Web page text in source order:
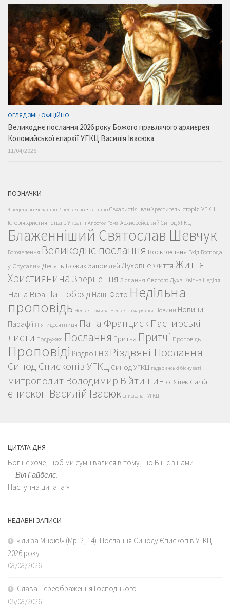
ОГЛЯД ЗМІ / ОФІЦІЙНО
Великоднє послання 2026 року Божого правлячого архиєрея
Коломийської єпархії УГКЦ Василія Івасюка
11/04/2026
ПОЗНАЧКИ
4 неділя по Зісланню 7 неділя по Зісланню Євхаристія Іван Хреститель Історія УГКЦ
Історія християнства в Україні Апостол Тома Архиєрейський Синод УГКЦ
Блаженніший Святослав Шевчук
Богоявлення Великоднє послання Воскресіння Вхід Господа
у Єрусалим Десять Божих Заповідей Духовне життяЖиття
Християнина Звернення Зіслання Святого Духа Квітна Неділя
Наша Віра Наш обряд Наші Фото Недільна
проповідь Неділя Томина Неділя самарянки Новини Новини
Парафії П'ятидесятниця Папа Франциск Пастирські
листи Подружжя Послання Притча Притчі Проповідь
Проповіді Різдво ГНІХ Різдвяні Послання
Синод Єпископів УГКЦ Синод УГКЦ гадаринські біснуваті
митрополит Володимир Війтишин о. Яцек Салій
єпископ Василій Івасюк єпископат УГКЦ
ЦИТАТА ДНЯ
Бог не хоче, щоб ми сумнівалися в тому, що Він є з нами
—Віл Гайбелс.
Наступна цитата »
НЕДАВНІ ЗАПИСИ
«Іди за Мною!» (Мр. 2, 14). Послання Синоду Єпископів УГКЦ
2026 року
08/08/2026
Слава Переображення Господнього
05/08/2026